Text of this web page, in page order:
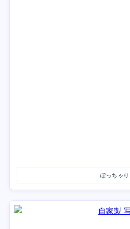
ぽっちゃり